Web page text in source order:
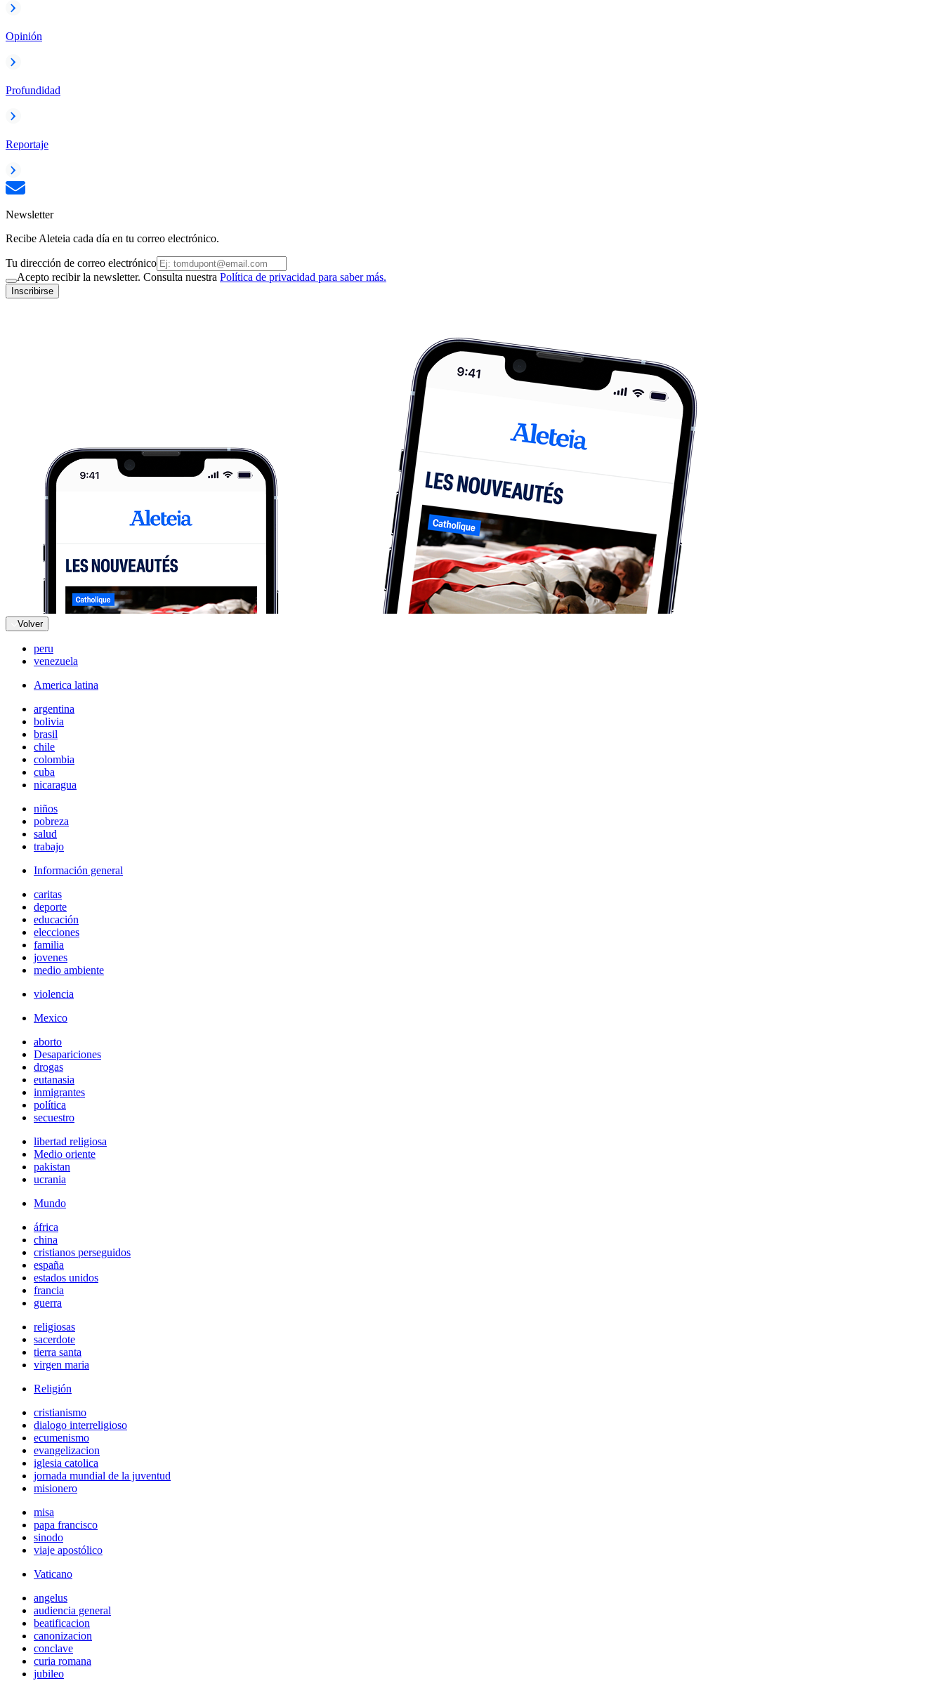
Opinión
Profundidad
Reportaje
Newsletter
Recibe Aleteia cada día en tu correo electrónico.
Tu dirección de correo electrónico
Acepto recibir la newsletter. Consulta nuestra Política de privacidad para saber más.
Inscribirse
Volver
peru
venezuela
America latina
argentina
bolivia
brasil
chile
colombia
cuba
nicaragua
niños
pobreza
salud
trabajo
Información general
caritas
deporte
educación
elecciones
familia
jovenes
medio ambiente
violencia
Mexico
aborto
Desapariciones
drogas
eutanasia
inmigrantes
política
secuestro
libertad religiosa
Medio oriente
pakistan
ucrania
Mundo
áfrica
china
cristianos perseguidos
españa
estados unidos
francia
guerra
religiosas
sacerdote
tierra santa
virgen maria
Religión
cristianismo
dialogo interreligioso
ecumenismo
evangelizacion
iglesia catolica
jornada mundial de la juventud
misionero
misa
papa francisco
sinodo
viaje apostólico
Vaticano
angelus
audiencia general
beatificacion
canonizacion
conclave
curia romana
jubileo